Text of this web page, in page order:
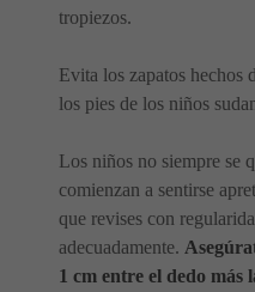
tropiezos.
Evita los zapatos hechos
los pies de los niños
Los niños no siempre se
comienzan a sentirse
que revises con
adecuadamente.
1 cm entre el dedo más